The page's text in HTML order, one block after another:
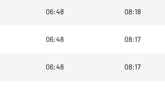
06:48 08:18
06:48 08:17
06:48 08:17